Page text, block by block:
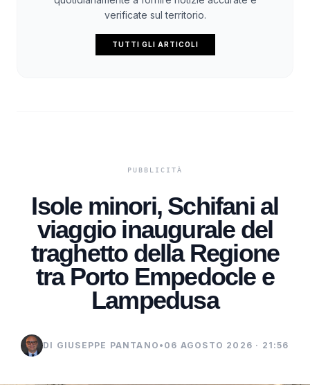
verificate sul territorio.
TUTTI GLI ARTICOLI
Isole minori, Schifani al
viaggio inaugurale del
traghetto della Regione
tra Porto Empedocle e
Lampedusa
DI GIUSEPPE PANTANO • 06 AGOSTO 2026 · 21:56